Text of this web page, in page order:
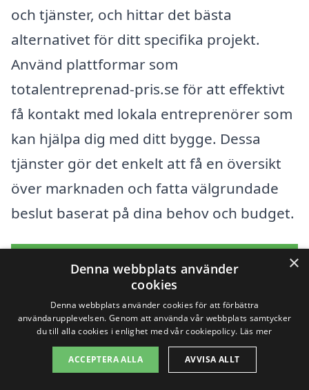
och tjänster, och hittar det bästa
alternativet för ditt specifika projekt.
Använd plattformar som
totalentreprenad-pris.se för att effektivt
få kontakt med lokala entreprenörer som
kan hjälpa dig med ditt bygge. Dessa
tjänster gör det enkelt att få en översikt
över marknaden och fatta välgrundade
beslut baserat på dina behov och budget.
Få 3 erbjudanden, gratis och utan
Sök efter en
×
Denna webbplats använder
cookies
Denna webbplats använder cookies för att förbättra
användarupplevelsen. Genom att använda vår webbplats samtycker
du till alla cookies i enlighet med vår cookiepolicy. Läs mer
ACCEPTERA ALLA AVVISA ALLT